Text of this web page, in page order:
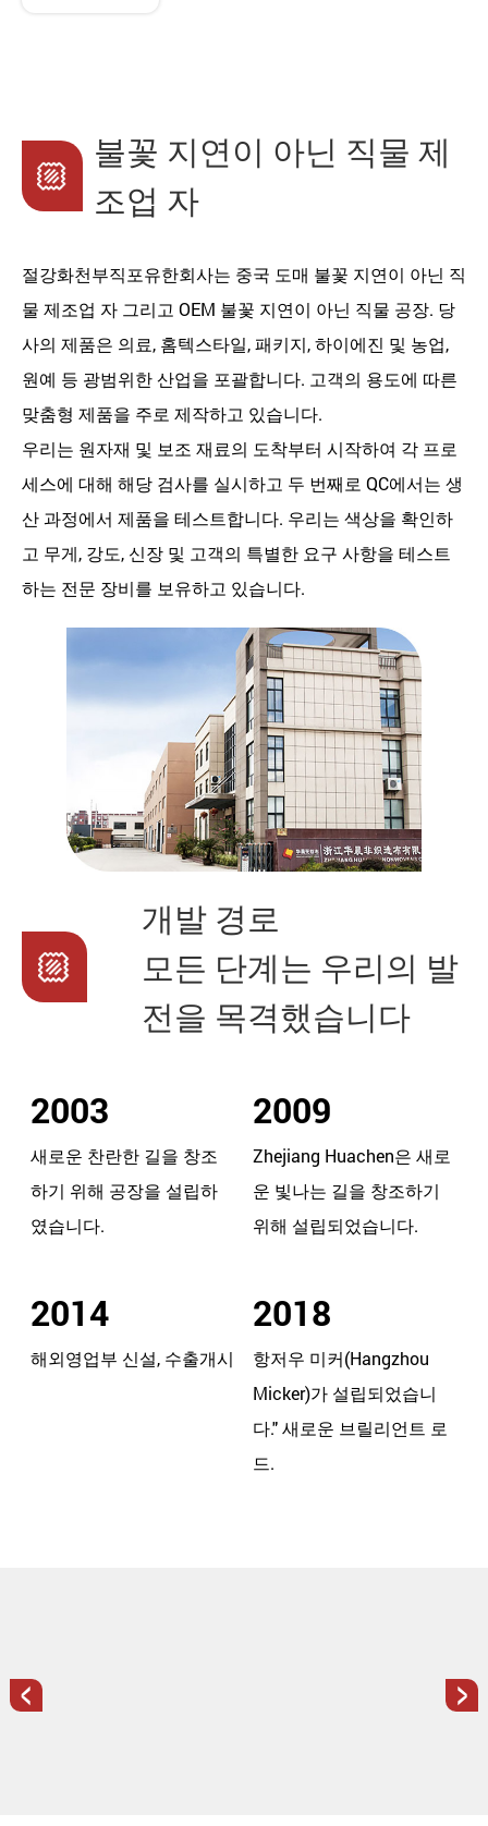
불꽃 지연이 아닌 직물 제
조업 자
절강화천부직포유한회사는 중국 도매 불꽃 지연이 아닌 직
물 제조업 자 그리고 OEM 불꽃 지연이 아닌 직물 공장. 당
사의 제품은 의료, 홈텍스타일, 패키지, 하이에진 및 농업,
원예 등 광범위한 산업을 포괄합니다. 고객의 용도에 따른
맞춤형 제품을 주로 제작하고 있습니다.
우리는 원자재 및 보조 재료의 도착부터 시작하여 각 프로
세스에 대해 해당 검사를 실시하고 두 번째로 QC에서는 생
산 과정에서 제품을 테스트합니다. 우리는 색상을 확인하
고 무게, 강도, 신장 및 고객의 특별한 요구 사항을 테스트
하는 전문 장비를 보유하고 있습니다.
개발 경로
모든 단계는 우리의 발
전을 목격했습니다
2003
새로운 찬란한 길을 창조
하기 위해 공장을 설립하
였습니다.
2009
Zhejiang Huachen은 새로
운 빛나는 길을 창조하기
위해 설립되었습니다.
2014
해외영업부 신설, 수출개시
2018
항저우 미커(Hangzhou
Micker)가 설립되었습니
다." 새로운 브릴리언트 로
드.
< >